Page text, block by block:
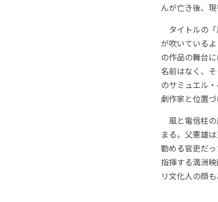
んが亡き後、
タイトルの
が吹いている
の作品の舞台
名前はなく、
のサミュエル
劇作家と位置づ
風と電信柱の
まる。父憲雄
勤める官吏だ
指揮する満洲
リ文化人の顔も